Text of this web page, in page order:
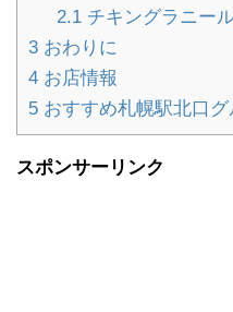
2.1チキングラニー
3 おわりに
4 お店情報
5 おすすめ札幌駅北口グ
スポンサーリンク